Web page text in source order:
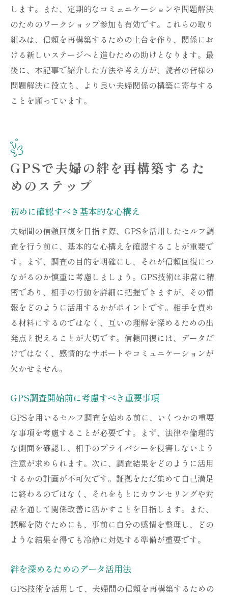
します。また、定期的なコミュニケーションや問題解決
のためのワークショップ参加も有効です。これらの取り
組みは、信頼を再構築するための土台を作り、関係にお
ける新しいステージへと進むための助けとなります。最
後に、本記事で紹介した方法や考え方が、読者の皆様の
問題解決に役立ち、より良い夫婦関係の構築に寄与する
ことを願っています。
GPSで夫婦の絆を再構築するた
めのステップ
初めに確認すべき基本的な心構え
夫婦間の信頼回復を目指す際、GPSを活用したセルフ調
査を行う前に、基本的な心構えを確認することが重要で
す。まず、調査の目的を明確にし、それが信頼回復につ
ながるのか慎重に考慮しましょう。GPS技術は非常に精
密であり、相手の行動を詳細に把握できますが、その情
報をどのように活用するかがポイントです。相手を責め
る材料にするのではなく、互いの理解を深めるための出
発点と捉えることが大切です。信頼回復には、データだ
けではなく、感情的なサポートやコミュニケーションが
欠かせません。
GPS調査開始前に考慮すべき重要事項
GPSを用いるセルフ調査を始める前に、いくつかの重要
な事項を考慮することが必要です。まず、法律や倫理的
な側面を確認し、相手のプライバシーを侵害しないよう
注意が求められます。次に、調査結果をどのように活用
するかの計画が不可欠です。証拠をただ集めて自己満足
に終わるのではなく、それをもとにカウンセリングや対
話を通して関係改善に活かすことを目指します。また、
誤解を防ぐためにも、事前に自分の感情を整理し、どの
ような結果を得ても冷静に対処する準備が重要です。
絆を深めるためのデータ活用法
GPS技術を活用して、夫婦間の信頼を再構築するための